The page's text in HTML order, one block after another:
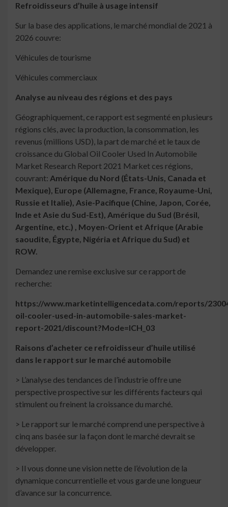
Refroidisseurs d’huile à usage intensif
Sur la base des applications, le marché mondial de 2021 à
2026 couvre:
Véhicules de tourisme
Véhicules commerciaux
Analyse au niveau des régions et des pays
Géographiquement, ce rapport est segmenté en plusieurs
régions clés, avec la production, la consommation, les
revenus (millions USD), la part de marché et le taux de
croissance du Global Oil Cooler Used In Automobile
Market Research Report 2021 Market ces régions,
couvrant: Amérique du Nord (États-Unis, Canada et
Mexique), Europe (Allemagne, France, Royaume-Uni,
Russie et Italie), Asie-Pacifique (Chine, Japon, Corée,
Inde et Asie du Sud-Est), Amérique du Sud (Brésil,
Argentine, etc.) , Moyen-Orient et Afrique (Arabie
saoudite, Égypte, Nigéria et Afrique du Sud) et
ROW.
Demandez une remise exclusive sur ce rapport de
recherche:
https://www.marketintelligencedata.com/reports/
oil-cooler-used-in-automobile-sales-market-
report-2021/discount?Mode=ICH_03
Raisons d’acheter ce refroidisseur d’huile utilisé
dans le rapport sur le marché automobile
> L’analyse des tendances de l’industrie offre une
perspective prospective sur les différents facteurs qui
stimulent ou freinent la croissance du marché.
> Le rapport sur le marché comprend une perspective à
cinq ans basée sur la façon dont le marché devrait se
développer.
> Il vous donne une vision nette de l’évolution de la
dynamique concurrentielle et vous garde une longueur
d’avance sur la concurrence.